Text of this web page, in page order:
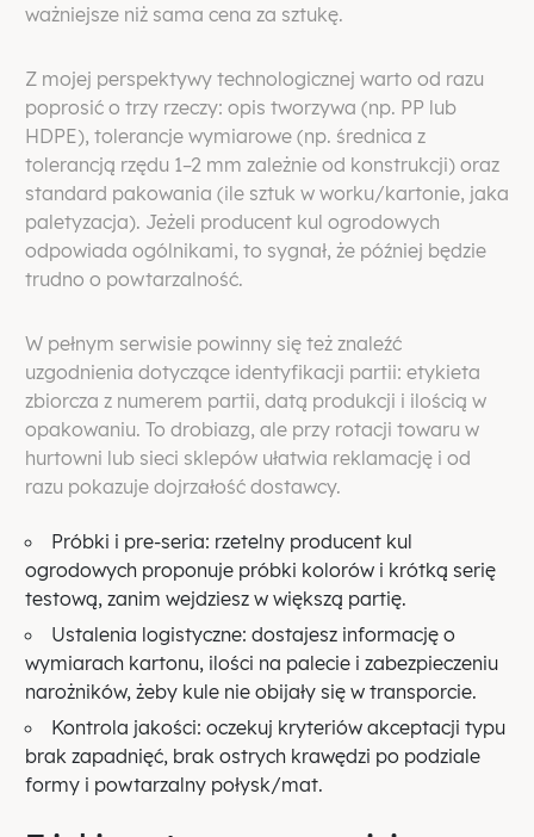
ważniejsze niż sama cena za sztukę.
Z mojej perspektywy technologicznej warto od razu
poprosić o trzy rzeczy: opis tworzywa (np. PP lub
HDPE), tolerancje wymiarowe (np. średnica z
tolerancją rzędu 1–2 mm zależnie od konstrukcji) oraz
standard pakowania (ile sztuk w worku/kartonie, jaka
paletyzacja). Jeżeli producent kul ogrodowych
odpowiada ogólnikami, to sygnał, że później będzie
trudno o powtarzalność.
W pełnym serwisie powinny się też znaleźć
uzgodnienia dotyczące identyfikacji partii: etykieta
zbiorcza z numerem partii, datą produkcji i ilością w
opakowaniu. To drobiazg, ale przy rotacji towaru w
hurtowni lub sieci sklepów ułatwia reklamację i od
razu pokazuje dojrzałość dostawcy.
Próbki i pre-seria: rzetelny producent kul
ogrodowych proponuje próbki kolorów i krótką serię
testową, zanim wejdziesz w większą partię.
Ustalenia logistyczne: dostajesz informację o
wymiarach kartonu, ilości na palecie i zabezpieczeniu
narożników, żeby kule nie obijały się w transporcie.
Kontrola jakości: oczekuj kryteriów akceptacji typu
brak zapadnięć, brak ostrych krawędzi po podziale
formy i powtarzalny połysk/mat.